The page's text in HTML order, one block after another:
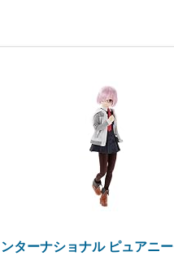
ターナショナル ピュアニ